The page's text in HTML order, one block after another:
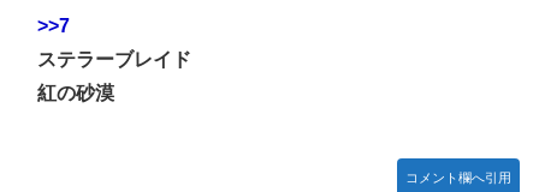
>>7
ステラーブレイド
紅の砂漠
コメント欄へ引用